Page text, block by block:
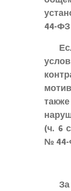
44-
(ч. 6
№